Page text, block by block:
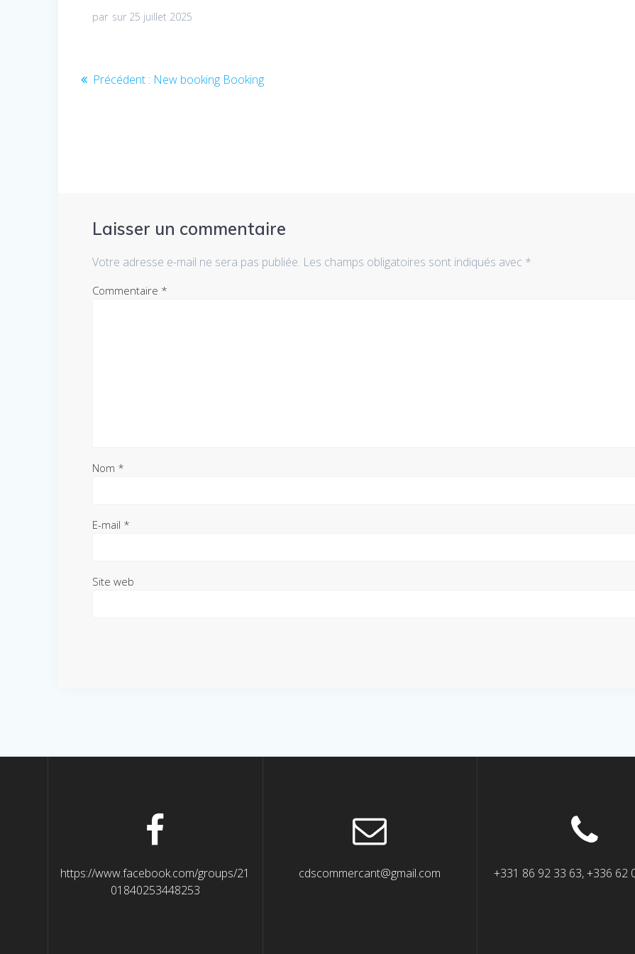
par sur 25 juillet 2025
Navigation
Précédent : Article
New booking Booking
Laisser un commentaire
Votre adresse e-mail ne sera pas publiée. Les champs obligatoires sont indiqués avec *
Commentaire *
Nom *
E-mail *
Site web
https://www.facebook.com/groups/21
01840253448253
cdscommercant@gmail.com +331 86 92 33 63, +336 62